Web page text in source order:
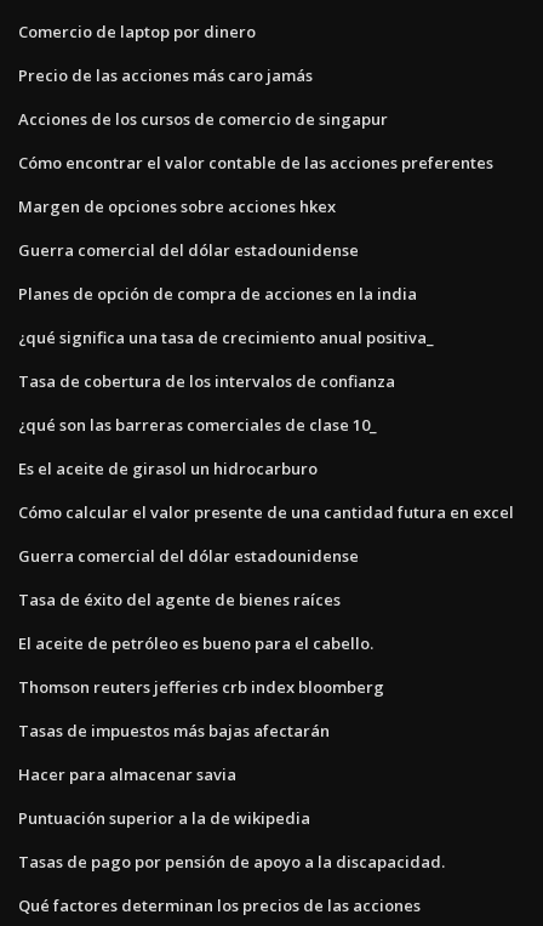
Comercio de laptop por dinero
Precio de las acciones más caro jamás
Acciones de los cursos de comercio de singapur
Cómo encontrar el valor contable de las acciones preferentes
Margen de opciones sobre acciones hkex
Guerra comercial del dólar estadounidense
Planes de opción de compra de acciones en la india
¿qué significa una tasa de crecimiento anual positiva_
Tasa de cobertura de los intervalos de confianza
¿qué son las barreras comerciales de clase 10_
Es el aceite de girasol un hidrocarburo
Cómo calcular el valor presente de una cantidad futura en excel
Guerra comercial del dólar estadounidense
Tasa de éxito del agente de bienes raíces
El aceite de petróleo es bueno para el cabello.
Thomson reuters jefferies crb index bloomberg
Tasas de impuestos más bajas afectarán
Hacer para almacenar savia
Puntuación superior a la de wikipedia
Tasas de pago por pensión de apoyo a la discapacidad.
Qué factores determinan los precios de las acciones